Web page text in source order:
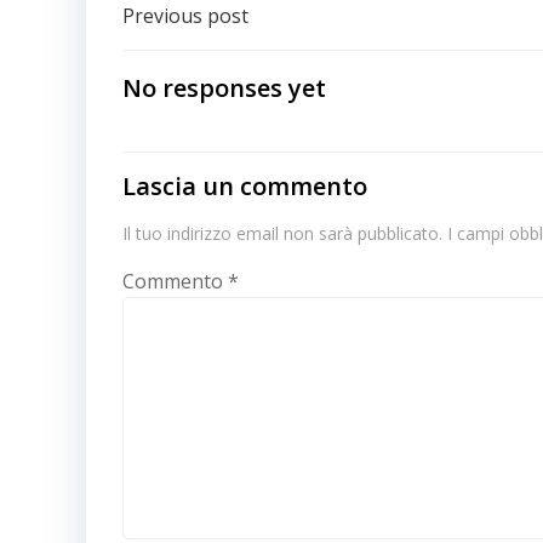
Navigazione
articoli
Previous post
No responses yet
Lascia un commento
Il tuo indirizzo email non sarà pubblicato. I campi
Commento *